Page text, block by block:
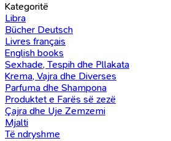
Kategoritë
Libra
Bücher Deutsch
Livres français
English books
Sexhade, Tespih dhe Pllakata
Krema, Vajra dhe Diverses
Parfuma dhe Shampona
Produktet e Farës së zezë
Çajra dhe Uje Zemzemi
Mjalti
Të ndryshme